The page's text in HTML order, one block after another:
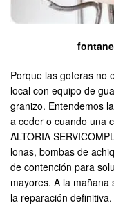
Porque las goteras no
local con equipo de
granizo. Entendemos
a ceder o cuando una
ALTORIA
lonas, bombas de
de contención para
mayores. A la mañana
la reparación definitiva.